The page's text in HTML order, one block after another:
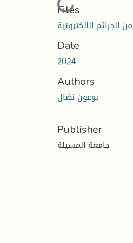
Loading...
Files
Date
2024
Authors
بوعون نضال
Publisher
جامعة المسيلة